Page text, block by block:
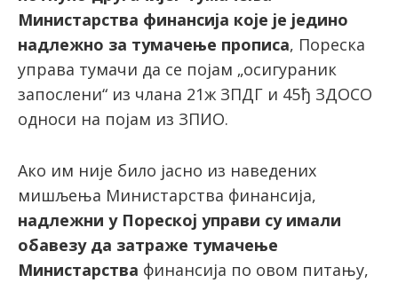
Министарства финансија које је једино
надлежно за тумачење прописа, Пореска
управа тумачи да се појам „осигураник
запослени“ из члана 21ж ЗПДГ и 45ђ ЗДОСО
односи на појам из ЗПИО.
Ако им није било јасно из наведених
мишљења Министарства финансија,
надлежни у Пореској управи су имали
обавезу да затраже тумачење
Министарства финансија по овом питању,